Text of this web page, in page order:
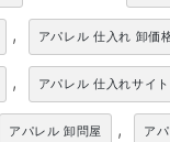
, アパレル 仕入れ 卸価
, アパレル 仕入れサイト
アパレル 卸問屋 , ア